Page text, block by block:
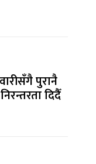
पुरानै
दिदैँ